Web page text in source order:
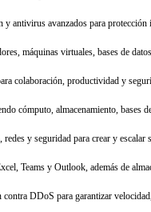
antivirus avanzados para protección
máquinas virtuales, bases de
colaboración, productividad y
cómputo, almacenamiento, bases
y seguridad para crear y escalar
Teams y Outlook, además de
DDoS para garantizar